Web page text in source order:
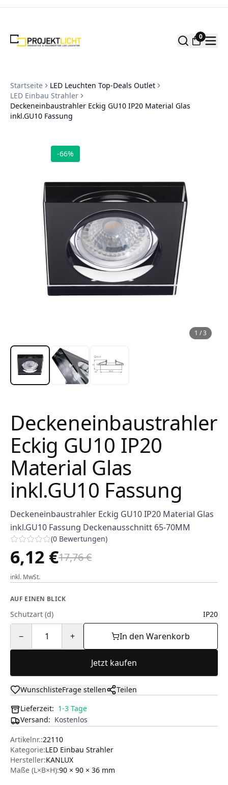
Zum Inhalt springen
0
Startseite
LED Leuchten Top-Deals Outlet
LED Einbau Strahler
Deckeneinbaustrahler Eckig GU10 IP20 Material Glas
inkl.GU10 Fassung
-66%
1 /3
Deckeneinbaustrahler
Eckig GU10 IP20
Material Glas
inkl.GU10 Fassung
Deckeneinbaustrahler Eckig GU10 IP20 Material Glas
inkl.GU10 Fassung Deckenausschnitt 65-70MM
(0 Bewertungen)
6,12 €17,76 €
inkl. MwSt.
AUF EINEN BLICK
Schutzart (d) IP20
− 1 + In den Warenkorb
Jetzt kaufen
WunschlisteFrage stellen
Teilen
Lieferzeit: 1-3 Tage
Versand: Kostenlos
Artikelnr.:22110
Kategorie:LED Einbau Strahler
Hersteller:KANLUX
Maße (L×B×H):90 × 90 × 36 mm